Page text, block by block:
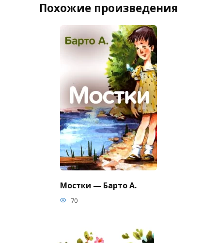
Похожие произведения
Мостки — Барто А.
70